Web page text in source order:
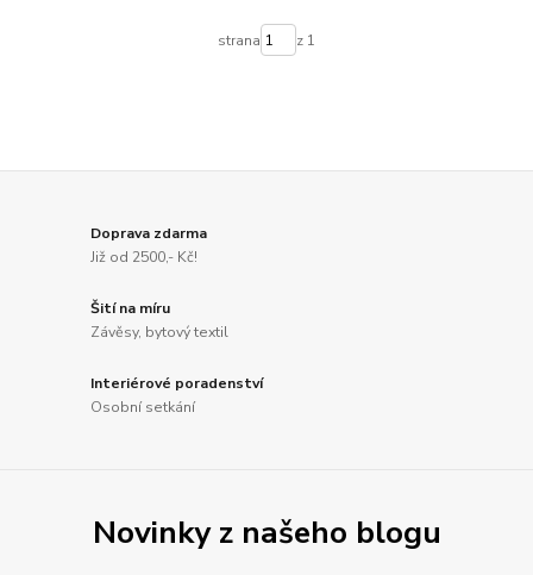
strana z 1
Doprava zdarma
Již od 2500,- Kč!
Šití na míru
Závěsy, bytový textil
Interiérové poradenství
Osobní setkání
Novinky z našeho blogu